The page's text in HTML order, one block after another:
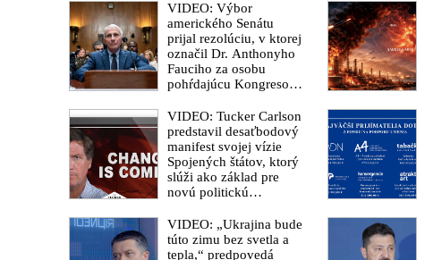
VIDEO: Výbor
amerického Senátu
prijal rezolúciu, v ktorej
označil Dr. Anthonyho
Fauciho za osobu
pohŕdajúcu Kongresom.
Američanov a myslím
si, že si zaslúžia poznať
pravdu,“ vyhlásil
senátor Rand Paul
VIDEO: Tucker Carlson
predstavil desaťbodový
manifest svojej vízie
Spojených štátov, ktorý
slúži ako základ pre
novú politickú
odštiepeneckej frakcie
hnutia MAGA
VIDEO: „Ukrajina bude
túto zimu bez svetla a
tepla,“ predpovedá